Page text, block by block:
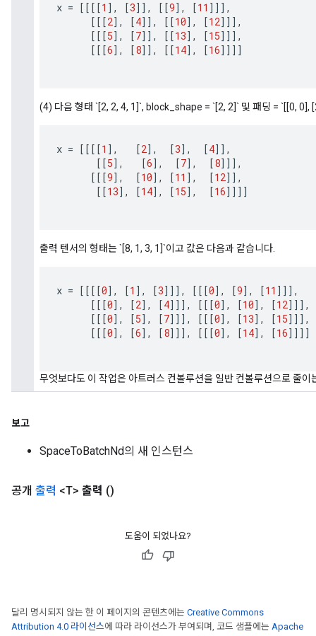
x = [[[[1 ] , [3]] , [[9] , [11 ]]] ,
[[[2] , [4]] , [[10] , [12]]] ,
[[[5] , [7]] , [[13] , [15]]] ,
[[[6] , [8]] , [[14] , [16]]]]
(4) 다음 형태 `[2, 2, 4, 1]`, block_shape = `[2, 2]` 및 패딩 = `[[0, 0],
x = [[[[1 ] , [2] , [3] , [4]] ,
[[5] , [6] , [7] , [8]]] ,
[[[9] , [10] , [11 ] , [12]] ,
[[13] , [14] , [15] , [16]]]]
출력 텐서의 형태는 `[8, 1, 3, 1]`이고 값은 다음과 같습니다.
x = [[[[0] , [1 ] , [3]]] , [[[0] , [9] , [11 ]]] ,
[[[0] , [2] , [4]]] , [[[0] , [10] , [12]]] ,
[[[0] , [5] , [7]]] , [[[0] , [13] , [15]]] ,
[[[0] , [6] , [8]]] , [[[0] , [14] , [16]]]]
무엇보다도 이 작업은 아트러스 컨볼루션을 일반 컨볼루션으로 줄이
보고
SpaceToBatchNd의 새 인스턴스
공개 출력 <T> 출력 ()
도움이 되었나요?
달리 명시되지 않는 한 이 페이지의 콘텐츠에는 Creative Commons
Attribution 4.0 라이선스에 따라 라이선스가 부여되며, 코드 샘플에는 Apache